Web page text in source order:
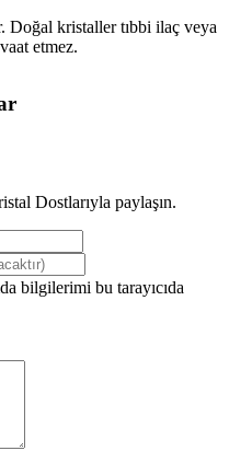
Doğal kristaller tıbbi ilaç veya
etmez.
Dostlarıyla paylaşın.
bilgilerimi bu tarayıcıda